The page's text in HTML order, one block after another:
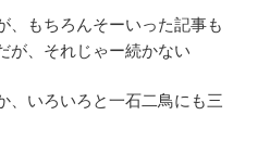
、もちろんそーいった記事も
が、それじゃー続かない
、いろいろと一石二鳥にも三